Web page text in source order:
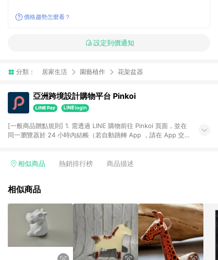
價格趨勢怎麼看？
設定到價通知
分類： 居家生活 園藝植作 花架盆器
亞洲跨境設計購物平台 Pinkoi
[一般商品贈點規則] 1. 需透過 LINE 購物前往 Pinkoi 頁面，並在
同一瀏覽器於 24 小時內結帳（若自動跳轉 App ，請在 App 交
回饋訂單不得享有 Pinkoi 站方優惠，例如首購優惠，P coins，
行為，不具贈點資格，部分退款不在此限。 6. APP 請更新至
貨後 45 天後發送。 8. 群眾募資商品，禮物卡，開館保證金，補
運費，攤位費等不具贈點資格。 9. LINE 購物站上之商品規格、
顏色、價位、贈品如與 Pinkoi 商品資訊頁及購物車不符，以
Pinkoi 購物商品資訊頁及購物車標示為準。 10. 點數紅包使用規
則請以點數紅包活動說明為準。 11. 若於 LINE 購物前往 Pinkoi
頁面後才首次下載 Pinkoi APP 並完成訂單，不符合導購資格；承
相似商品 熱銷排行榜 商品描述
相似商品